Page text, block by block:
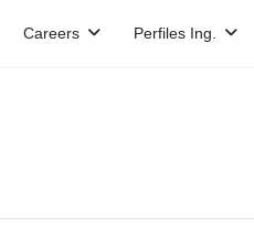
Careers Perfiles Ing.